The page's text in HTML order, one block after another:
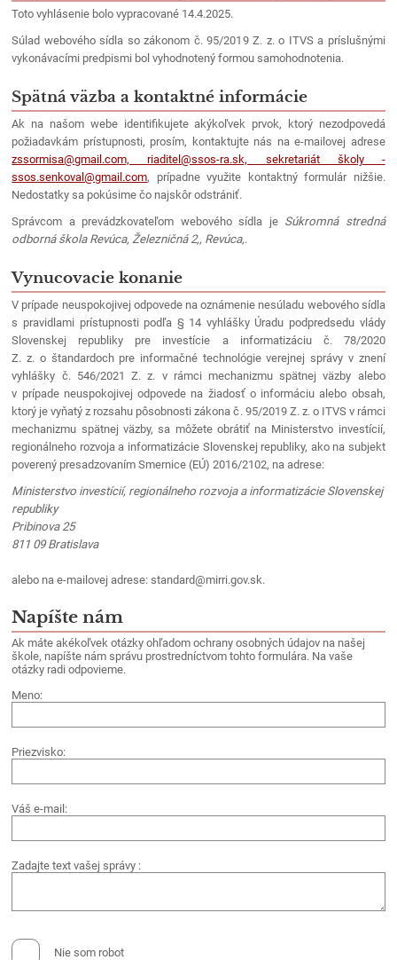
Toto vyhlásenie bolo vypracované 14.4.2025.
Súlad webového sídla so zákonom č. 95/2019 Z. z. o ITVS a príslušnými
vykonávacími predpismi bol vyhodnotený formou samohodnotenia.
Spätná väzba a kontaktné informácie
Ak na našom webe identifikujete akýkoľvek prvok, ktorý nezodpovedá
požiadavkám prístupnosti, prosím, kontaktujte nás na e-mailovej adrese
zssormisa@gmail.com, riaditel@ssos-ra.sk, sekretariát školy -
ssos.senkoval@gmail.com, prípadne využite kontaktný formulár nižšie.
Nedostatky sa pokúsime čo najskôr odstrániť.
Správcom a prevádzkovateľom webového sídla je Súkromná stredná
odborná škola Revúca, Železničná 2,, Revúca,.
Vynucovacie konanie
V prípade neuspokojivej odpovede na oznámenie nesúladu webového sídla
s pravidlami prístupnosti podľa § 14 vyhlášky Úradu podpredsedu vlády
Slovenskej republiky pre investície a informatizáciu č. 78/2020
Z. z. o štandardoch pre informačné technológie verejnej správy v znení
vyhlášky č. 546/2021 Z. z. v rámci mechanizmu spätnej väzby alebo
v prípade neuspokojivej odpovede na žiadosť o informáciu alebo obsah,
ktorý je vyňatý z rozsahu pôsobnosti zákona č. 95/2019 Z. z. o ITVS v rámci
mechanizmu spätnej väzby, sa môžete obrátiť na Ministerstvo investícií,
regionálneho rozvoja a informatizácie Slovenskej republiky, ako na subjekt
poverený presadzovaním Smernice (EÚ) 2016/2102, na adrese:
Ministerstvo investícií, regionálneho rozvoja a informatizácie Slovenskej
republiky
Pribinova 25
811 09 Bratislava
alebo na e-mailovej adrese: standard@mirri.gov.sk.
Napíšte nám
Ak máte akékoľvek otázky ohľadom ochrany osobných údajov na našej
škole, napíšte nám správu prostredníctvom tohto formulára. Na vaše
otázky radi odpovieme.
Meno:
Priezvisko:
Váš e-mail:
Zadajte text vašej správy :
Nie som robot